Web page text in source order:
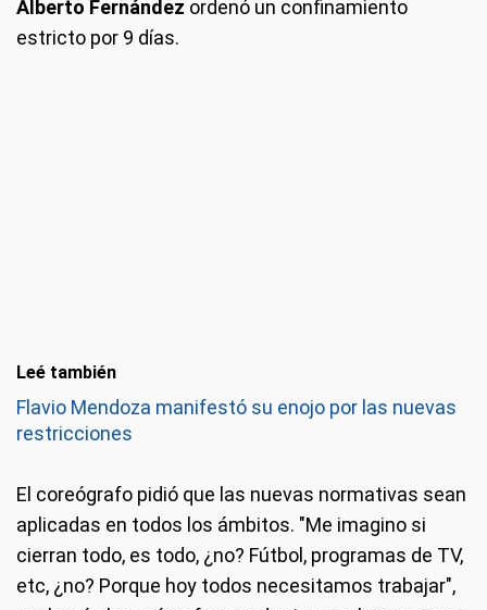
Alberto Fernández ordenó un confinamiento
estricto por 9 días.
Leé también
Flavio Mendoza manifestó su enojo por las nuevas
restricciones
El coreógrafo pidió que las nuevas normativas sean
aplicadas en todos los ámbitos. "Me imagino si
cierran todo, es todo, ¿no? Fútbol, programas de TV,
etc, ¿no? Porque hoy todos necesitamos trabajar",